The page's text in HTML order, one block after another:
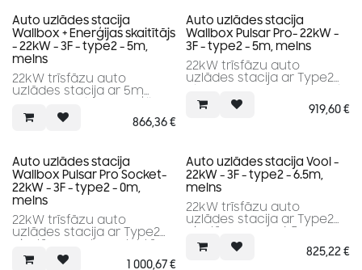
Auto uzlādes stacija
Wallbox + Enerģijas skaitītājs
- 22kW - 3F - type2 - 5m,
melns
22kW trīsfāzu auto
uzlādes stacija ar 5m
skaitītāju.
866,36€
Auto uzlādes stacija
Wallbox Pulsar Pro- 22kW -
3F - type2 - 5m, melns
22kW trīsfāzu auto
uzlādes stacija ar Type2
919,60€
Auto uzlādes stacija
Wallbox Pulsar Pro Socket-
22kW - 3F - type2 - 0m,
melns
22kW trīsfāzu auto
uzlādes stacija ar Type2
pieslēgumu; komplektā
nav iekļauts kabelis
1 000,67€
Auto uzlādes stacija Vool -
22kW - 3F - type2 - 6.5m,
melns
22kW trīsfāzu auto
uzlādes stacija ar Type2
pieslēgumu un 6.5m
kabeli, melnā krāsā
825,22€